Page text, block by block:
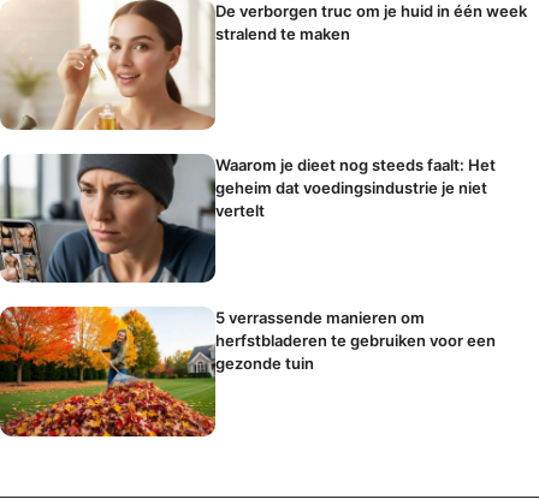
De verborgen truc om je huid in één week
stralend te maken
Waarom je dieet nog steeds faalt: Het
geheim dat voedingsindustrie je niet
vertelt
5 verrassende manieren om
herfstbladeren te gebruiken voor een
gezonde tuin